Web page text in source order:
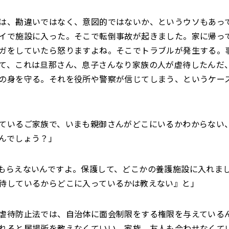
、勘違いではなく、意図的ではないか、というウソもあっ
で施設に入った。そこで転倒事故が起きました。家に帰っ
をしていたら怒りますよね。そこでトラブルが発生する。
、これは旦那さん、息子さんなり家族の人が虐待したんだ
身を守る。それを役所や警察が信じてしまう、というケー
いるご家族で、いまも親御さんがどこにいるかわからない
でしょう？」
らえないんですよ。保護して、どこかの養護施設に入れま
しているからどこに入っているかは教えない』と」
待防止法では、自治体に面会制限をする権限を与えている